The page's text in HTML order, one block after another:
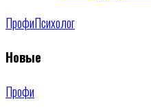
ПрофиПсихолог
Новые
Профи